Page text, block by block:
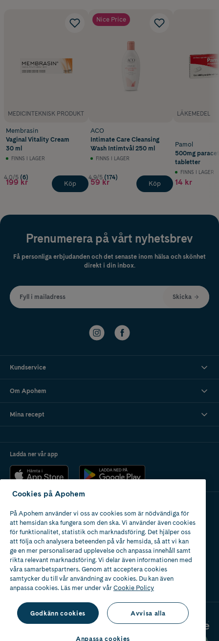
MEDICINTEKNISK PRODUKT
Membrasin
Vaginal Vitality Cream
30 ml
FINNS I LAGER
4.0/5 (6)
199 kr Köp
Nice Price
ACO
Intimate Care Cleansing
Wash Intimtvål 250 ml
FINNS I LAGER
4.9/5 (174)
59 kr Köp
LÄKEMEDEL
Pamol
500mg
tabletter
FINNS I LAGER
14 kr
Prenumerera på vårt nyhetsbrev
Få personliga erbjudanden och det senaste inom hälsa och skönhet
direkt i din inbox.
Fyll i mailadress Skicka
Kundservice
Om Apohem
Mina recept
Ladda ner vår app
Apotek med tillstånd
av Läkemedelsverket
Cookies på Apohem
På Apohem använder vi oss av cookies som är nödvändiga för
att hemsidan ska fungera som den ska. Vi använder även cookies
för funktionalitet, statistik och marknadsföring. Det hjälper oss
att följa och analysera beteenden på vår hemsida, så att vi kan
ge en mer personaliserad upplevelse och anpassa innehåll samt
rikta relevant marknadsföring. Vi delar även informationen med
våra samarbetspartners. Genom att acceptera cookies
samtycker du till vår användning av cookies. Du kan även
anpassa cookies. Läs mer under vårCookie Policy
Godkänn cookies Avvisa alla
Anpassa cookies